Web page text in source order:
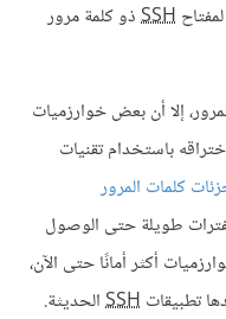
SSHذو كلمة مرور
إلا أن بعض خوارزميات
باستخدام تقنيات
كلمات المرور
طويلة حتى الوصول
أكثر أمانًا حتى الآن،
SSHالحديثة.